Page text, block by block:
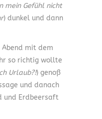
mein Gefühl nicht
) dunkel und dann
Abend mit dem
so richtig wollte
Urlaub?!) genoß
und danach
und Erdbeersaft